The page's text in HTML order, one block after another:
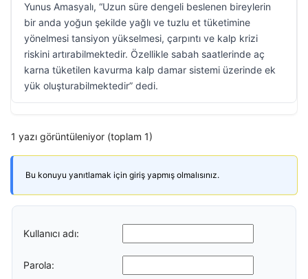
Yunus Amasyalı, “Uzun süre dengeli beslenen bireylerin
bir anda yoğun şekilde yağlı ve tuzlu et tüketimine
yönelmesi tansiyon yükselmesi, çarpıntı ve kalp krizi
riskini artırabilmektedir. Özellikle sabah saatlerinde aç
karna tüketilen kavurma kalp damar sistemi üzerinde ek
yük oluşturabilmektedir” dedi.
1 yazı görüntüleniyor (toplam 1)
Bu konuyu yanıtlamak için giriş yapmış olmalısınız.
Kullanıcı adı:
Parola: